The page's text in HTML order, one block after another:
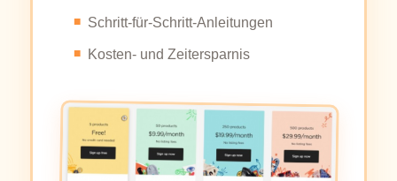
Schritt-für-Schritt-Anleitungen
Kosten- und Zeitersparnis